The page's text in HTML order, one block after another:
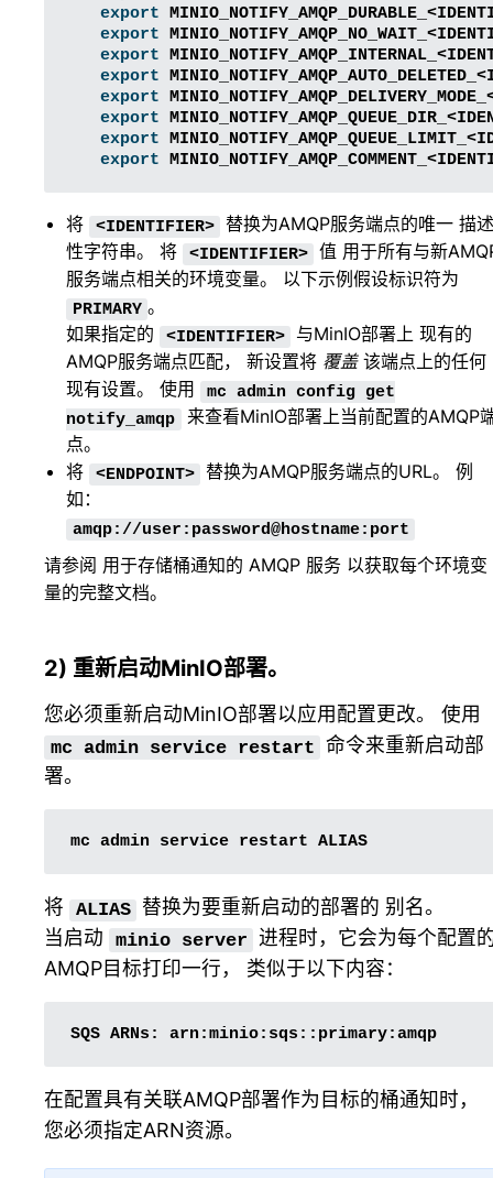
export
export
export
export
export
export
export
export
将 <IDENTIFIER>
替换为AMQP服务端点的唯一 描
性字符串。 将
<IDENTIFIER>
值 用于所有与新
服务端点相关的环境变量。 以下示例假设标识符为
PRIMARY 。
如果指定的
<IDENTIFIER>
与MinIO部署上 现有的
AMQP服务端点匹配， 新设置将 覆盖该端点上的任何
现有设置。 使用
mc admin config
get
notify_amqp
来查看MinIO部署上当前配置的AMQP
点。
将
<ENDPOINT>
替换为AMQP服务端点的URL。 例
如：
amqp://user:password@hostname:port
请参阅 用于存储桶通知的 AMQP 服务 以获取每个环境变
量的完整文档。
2) 重新启动MinIO部署。
您必须重新启动MinIO部署以应用配置更改。 使用
mc admin service restart 命令来重新启动部
署。
mc admin service restart
将 ALIAS 替换为要重新启动的部署的 别名。
当启动
minio server 进程时，它会为每个配置
AMQP目标打印一行， 类似于以下内容：
SQS ARNs:
在配置具有关联AMQP部署作为目标的桶通知时，
您必须指定ARN资源。